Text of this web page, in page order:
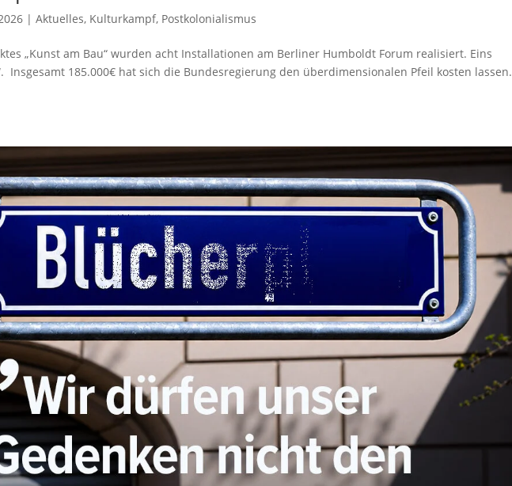
|Aktuelles, Kulturkampf, Postkolonialismus
„Kunst am Bau“ wurden acht Installationen am Berliner Humboldt Forum realisiert. Eins
Insgesamt 185.000€ hat sich die Bundesregierung den überdimensionalen Pfeil kosten lassen.